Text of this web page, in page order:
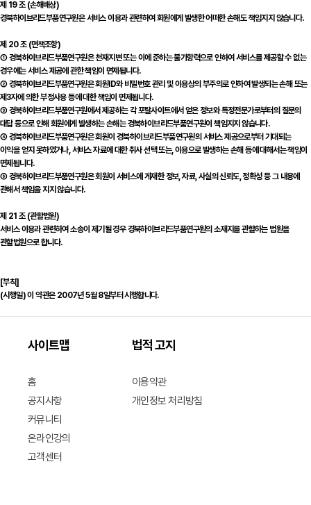
제 19 조 (손해배상)
경북하이브리드부품연구원은 서비스 이용과 관련하여 회원에게 발생한 어떠한 손해도 책임지지 않습니다.
제 20 조 (면책조항)
① 경북하이브리드부품연구원은 천재지변 또는 이에 준하는 불가항력으로 인하여 서비스를 제공할 수 없는
경우에는 서비스 제공에 관한 책임이 면제됩니다.
② 경북하이브리드부품연구원은 회원ID와 비밀번호 관리 및 이용상의 부주의로 인하여 발생되는 손해 또는
제3자에 의한 부정사용 등에 대한 책임이 면제됩니다.
③ 경북하이브리드부품연구원에서 제공하는 각 포탈사이트에서 얻은 정보와 특정전문가로부터의 질문의
대답 등으로 인해 회원에게 발생하는 손해는 경북하이브리드부품연구원이 책임지지 않습니다.
④ 경북하이브리드부품연구원은 회원이 경북하이브리드부품연구원의 서비스 제공으로부터 기대되는
이익을 얻지 못하였거나, 서비스 자료에 대한 취사 선택 또는, 이용으로 발생하는 손해 등에 대해서는 책임이
면제됩니다.
⑤ 경북하이브리드부품연구원은 회원이 서비스에 게재한 정보, 자료, 사실의 신뢰도, 정확성 등 그 내용에
관해서 책임을 지지 않습니다.
제 21 조 (관할법원)
서비스 이용과 관련하여 소송이 제기될 경우 경북하이브리드부품연구원의 소재지를 관할하는 법원을
관할법원으로 합니다.
[부칙]
(시행일) 이 약관은 2007년 5월 8일부터 시행합니다.
사이트맵
홈
공지사항
커뮤니티
온라인강의
고객센터
법적 고지
이용약관
개인정보 처리방침